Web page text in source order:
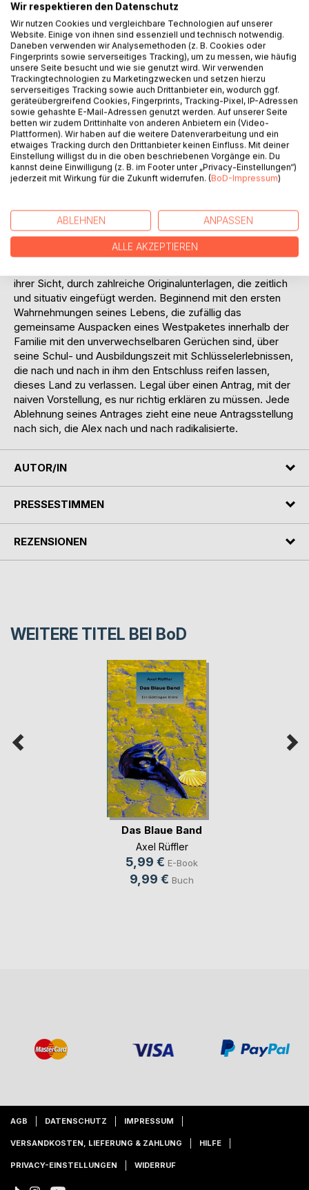
BESCHREIBUNG
Eigentlich beginnt eine Geschichte ja mit dem Anfang.
Eigentlich, diese muss allerdings mit dem Ende beginnen.
Mit einem Brief an den Bundespräsidenten, der für den
Protagonisten Alex notwendig wird, da sich alles zu
wiederholen scheint. Als längst verarbeitet geglaubte
Ereignisse aus seiner Kindheit und Jugend in der DDR ihn
während einer Nachrichtensendung einholen. Die Antwort
auf seinen Brief lässt nicht lange auf sich warten, stellt ihn
allerdings nicht wirklich zufrieden. Fortan beschäftigt ihn ein
Gedanke, sich einzumischen, sein Anliegen deutlich zu
gelebt haben und für die Generation, für die Erich Honecker
so etwas ist wie Napoleon oder Hitler, jemand aus den
Geschichtsbüchern. Er beschließt, seine Geschichte
aufzuschreiben, zu erzählen. Aber auch die
ihrer Sicht, durch zahlreiche Originalunterlagen, die zeitlich
und situativ eingefügt werden. Beginnend mit den ersten
Wahrnehmungen seines Lebens, die zufällig das
gemeinsame Auspacken eines Westpaketes innerhalb der
Familie mit den unverwechselbaren Gerüchen sind, über
seine Schul- und Ausbildungszeit mit Schlüsselerlebnissen,
die nach und nach in ihm den Entschluss reifen lassen,
dieses Land zu verlassen. Legal über einen Antrag, mit der
naiven Vorstellung, es nur richtig erklären zu müssen. Jede
Ablehnung seines Antrages zieht eine neue Antragsstellung
nach sich, die Alex nach und nach radikalisierte.
AUTOR/IN
PRESSESTIMMEN
REZENSIONEN
WEITERE TITEL BEI BoD
Das Blaue Band
Axel Rüffler
5,99 € E-Book
9,99 € Buch
AGB DATENSCHUTZ IMPRESSUM
VERSANDKOSTEN, LIEFERUNG & ZAHLUNG HILFE
PRIVACY-EINSTELLUNGEN WIDERRUF
Wir respektieren den Datenschutz
Wir nutzen Cookies und vergleichbare Technologien auf unserer
Website. Einige von ihnen sind essenziell und technisch notwendig.
Daneben verwenden wir Analysemethoden (z. B. Cookies oder
Fingerprints sowie serverseitiges Tracking), um zu messen, wie häufig
unsere Seite besucht und wie sie genutzt wird. Wir verwenden
Trackingtechnologien zu Marketingzwecken und setzen hierzu
serverseitiges Tracking sowie auch Drittanbieter ein, wodurch ggf.
geräteübergreifend Cookies, Fingerprints, Tracking-Pixel, IP-Adressen
sowie gehashte E-Mail-Adressen genutzt werden. Auf unserer Seite
betten wir zudem Drittinhalte von anderen Anbietern ein (Video-
Plattformen). Wir haben auf die weitere Datenverarbeitung und ein
etwaiges Tracking durch den Drittanbieter keinen Einfluss. Mit deiner
Einstellung willigst du in die oben beschriebenen Vorgänge ein. Du
kannst deine Einwilligung (z. B. im Footer unter „Privacy-Einstellungen“)
jederzeit mit Wirkung für die Zukunft widerrufen. (BoD-Impressum)
ABLEHNEN ANPASSEN
ALLE AKZEPTIEREN